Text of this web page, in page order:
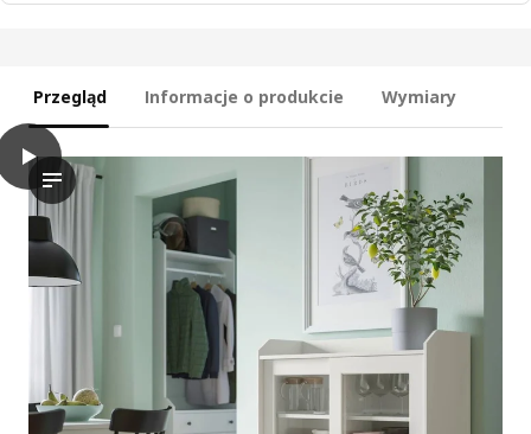
Przegląd Informacje o produkcie Wymiary
play
Film przedstawia pokaz witryny HAUGA, podkreślając jej
HAUGA Witryna, szary, 105x116 cm